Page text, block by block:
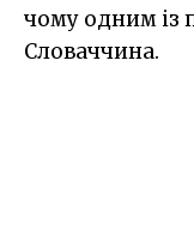
чому одним із
Словаччина.